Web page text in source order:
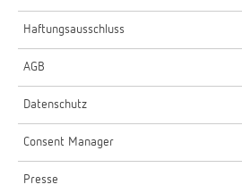
Haftungsausschluss
AGB
Datenschutz
Consent Manager
Presse